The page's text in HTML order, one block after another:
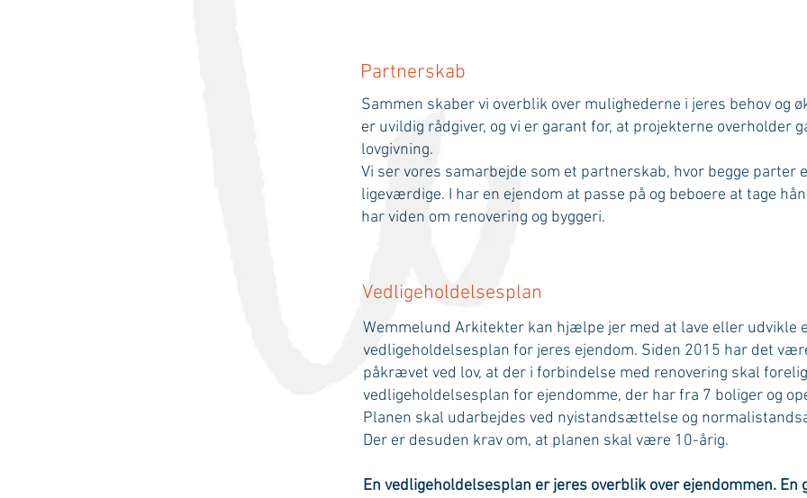
Partnerskab
Sammen skaber vi overblik over mulighederne i jeres behov og
er uvildig rådgiver, og vi er garant for, at projekterne overholder
lovgivning.
Vi ser vores samarbejde som et partnerskab, hvor begge parter
ligeværdige. I har en ejendom at passe på og beboere at tage
har viden om renovering og byggeri.
Vedligeholdelsesplan
Wemmelund Arkitekter kan hjælpe jer med at lave eller udvikle
vedligeholdelsesplan for jeres ejendom. Siden 2015 har det
påkrævet ved lov, at der i forbindelse med renovering skal
vedligeholdelsesplan for ejendomme, der har fra 7 boliger og
Planen skal udarbejdes ved nyistandsættelse og
Der er desuden krav om, at planen skal være 10-årig.
En vedligeholdelsesplan er jeres overblik over ejendommen. En